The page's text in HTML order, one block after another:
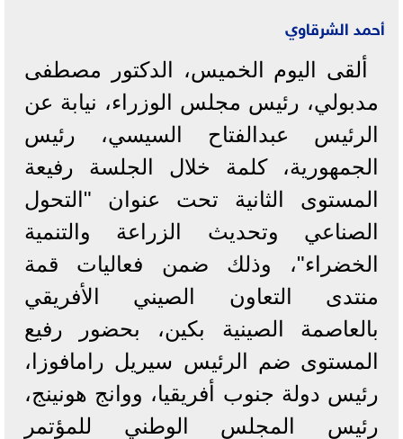
أحمد الشرقاوي
ألقى اليوم الخميس، الدكتور مصطفى
مدبولي، رئيس مجلس الوزراء، نيابة عن
الرئيس عبدالفتاح السيسي، رئيس
الجمهورية، كلمة خلال الجلسة رفيعة
المستوى الثانية تحت عنوان "التحول
الصناعي وتحديث الزراعة والتنمية
الخضراء"، وذلك ضمن فعاليات قمة
منتدى التعاون الصيني الأفريقي
بالعاصمة الصينية بكين، بحضور رفيع
المستوى ضم الرئيس سيريل رامافوزا،
رئيس دولة جنوب أفريقيا، ووانج هونينج،
رئيس المجلس الوطني للمؤتمر